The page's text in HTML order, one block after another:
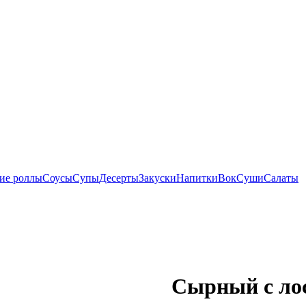
роллыСоусыСупыДесертыЗакускиНапиткиВокСушиСалаты
Сырный с